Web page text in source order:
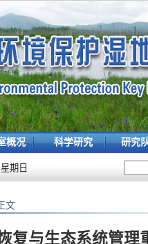
概况 科学研究 研究
期日
文
复与生态系统管理